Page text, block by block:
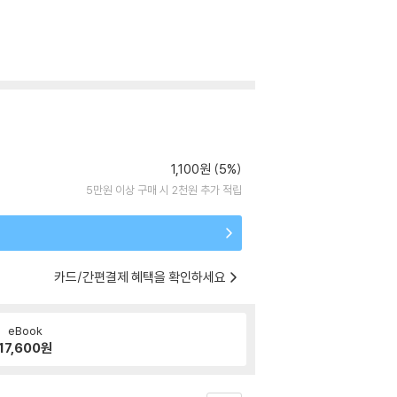
1,100원 (5%)
5만원 이상 구매 시 2천원 추가 적립
카드/간편결제 혜택을 확인하세요
eBook
원